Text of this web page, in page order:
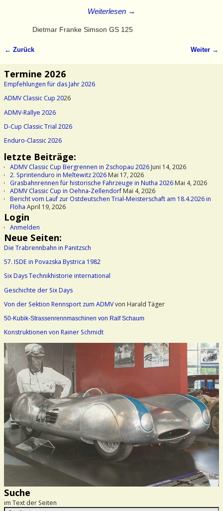
Weiterlesen →
Dietmar Franke Simson GS 125
← Zurück Weiter →
Termine 2026
Empfehlungen für das Jahr 2026
ADMV Classic Cup 2026
ADMV-Rallye 2026
D-Cup Classic Trial 2026
Enduro-Classic 2026
letzte Beiträge:
ADMV Classic Cup Bergrennen in Zschopau 2026Juni 14, 2026
2. Sprintenduro in Meltewitz 2026Mai 17, 2026
Grasbahnrennen für historische Fahrzeuge in Nutha 2026Mai 4, 2026
ADMV Classic Cup in Oehna-ZellendorfMai 4, 2026
Bericht vom Lauf zur Ostdeutschen Trial-Meisterschaft am 18.4.2026 in
Flöha April 19, 2026
Login
Anmelden
Neue Seiten:
Die Trabrennbahn in Panitzsch
57. ISDE in Povazska Bystrica 1982
Six Days Technikhistorie international
Geschichte der Six Days
Von der Sektion Rennsport zum ADMVvon Harald Täger
50-Kubik-Strassenrennmaschinen von Ralf Schaum
Konstruktionen von Rainer Schmidt
Suche
im Text der Seiten